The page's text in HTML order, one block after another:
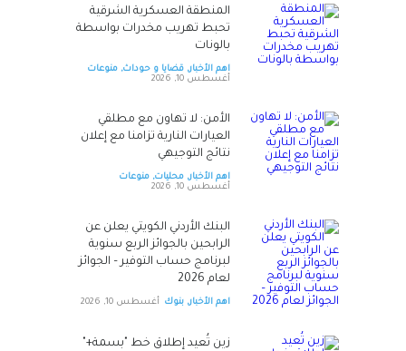
المنطقة العسكرية الشرقية
تحبط تهريب مخدرات بواسطة
بالونات
اهم الأخبار, قضايا و حوداث, منوعات
أغسطس 10, 2026
الأمن: لا تهاون مع مطلقي
العيارات النارية تزامنا مع إعلان
نتائج التوجيهي
اهم الأخبار, محليات, منوعات
أغسطس 10, 2026
البنك الأردني الكويتي يعلن عن
الرابحين بالجوائز الربع سنوية
لبرنامج حساب التوفير – الجوائز
لعام 2026
اهم الأخبار, بنوك أغسطس 10, 2026
زين تُعيد إطلاق خط "بسمة+"